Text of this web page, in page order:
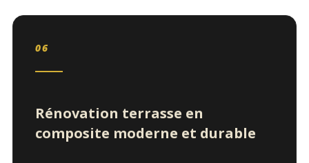
06
Rénovation terrasse en
composite moderne et durable